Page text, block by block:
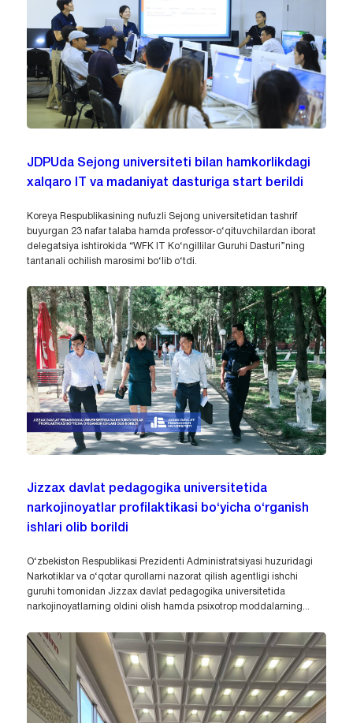
JDPUda Sejong universiteti bilan hamkorlikdagi
xalqaro IT va madaniyat dasturiga start berildi
Koreya Respublikasining nufuzli Sejong universitetidan tashrif
buyurgan 23 nafar talaba hamda professor-o‘qituvchilardan iborat
delegatsiya ishtirokida “WFK IT Ko‘ngillilar Guruhi Dasturi”ning
tantanali ochilish marosimi bo‘lib o‘tdi.
Jizzax davlat pedagogika universitetida
narkojinoyatlar profilaktikasi bo‘yicha o‘rganish
ishlari olib borildi
O‘zbekiston Respublikasi Prezidenti Administratsiyasi huzuridagi
Narkotiklar va o‘qotar qurollarni nazorat qilish agentligi ishchi
guruhi tomonidan Jizzax davlat pedagogika universitetida
narkojinoyatlarning oldini olish hamda psixotrop moddalarning...